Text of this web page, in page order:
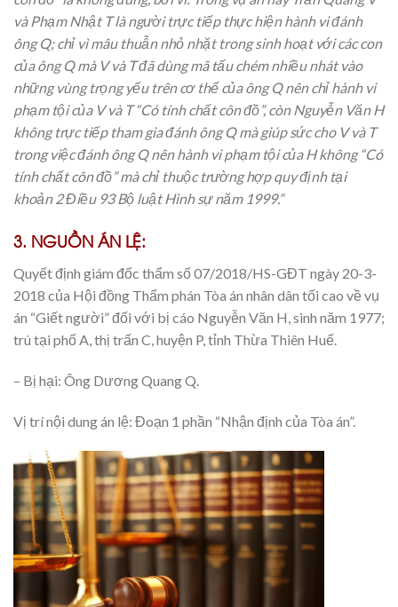
và Phạm Nhật T là người trực tiếp thực hiện hành vi đánh
ông Q; chỉ vì mâu thuẫn nhỏ nhặt trong sinh hoạt với các con
của ông Q mà V và T đã dùng mã tấu chém nhiều nhát vào
những vùng trọng yếu trên cơ thể của ông Q nên chỉ hành vi
phạm tội của V và T “Có tính chất côn đồ”, còn Nguyễn Văn H
không trực tiếp tham gia đánh ông Q mà giúp sức cho V và T
trong việc đánh ông Q nên hành vi phạm tội của H không “Có
tính chất côn đồ” mà chỉ thuộc trường hợp quy định tại
khoản 2 Điều 93 Bộ luật Hình sự năm 1999.”
3. NGUỒN ÁN LỆ:
Quyết định giám đốc thẩm số 07/2018/HS-GĐT ngày 20-3-
2018 của Hội đồng Thẩm phán Tòa án nhân dân tối cao về vụ
án “Giết người” đối với bị cáo Nguyễn Văn H, sinh năm 1977;
trú tại phố A, thị trấn C, huyện P, tỉnh Thừa Thiên Huế.
– Bị hại: Ông Dương Quang Q.
Vị trí nội dung án lệ: Đoạn 1 phần “Nhận định của Tòa án”.